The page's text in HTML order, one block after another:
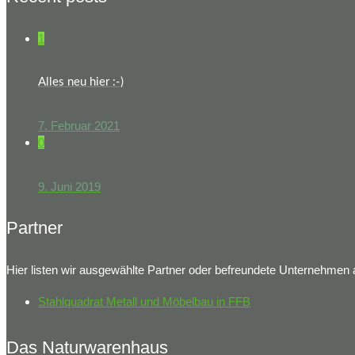
1
Alles neu hier :-)
7. Februar 2021
0
9. Juni 2019
Partner
Hier listen wir ausgewählte Partner oder befreundete Unternehmen
Stahlquadrat Metall und Möbelbau in FFB
Das Naturwarenhaus